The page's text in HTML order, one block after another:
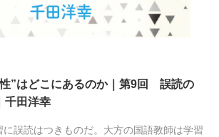
”はどこにあるのか｜第9回 誤読の
千田洋幸
に誤読はつきものだ。大方の国語教師は学習